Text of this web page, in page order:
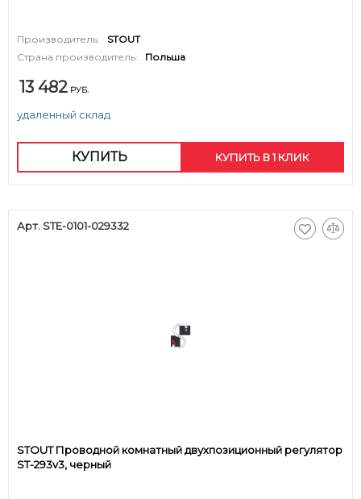
Производитель:
STOUT
Страна производитель:
Польша
13 482 РУБ.
удаленный склад
КУПИТЬ КУПИТЬ В 1 КЛИК
Арт. STE-0101-029332
STOUT Проводной комнатный двухпозиционный регулятор
ST-293v3, черный